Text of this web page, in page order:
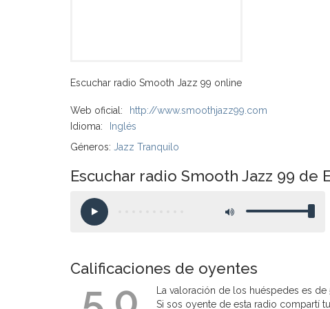
Escuchar radio Smooth Jazz 99 online
Web oficial:
http://www.smoothjazz99.com
Idioma:
Inglés
Géneros: Jazz Tranquilo
Escuchar radio Smooth Jazz 99 de
Calificaciones de oyentes
La valoración de los huéspedes es de
Si sos oyente de esta radio compartí